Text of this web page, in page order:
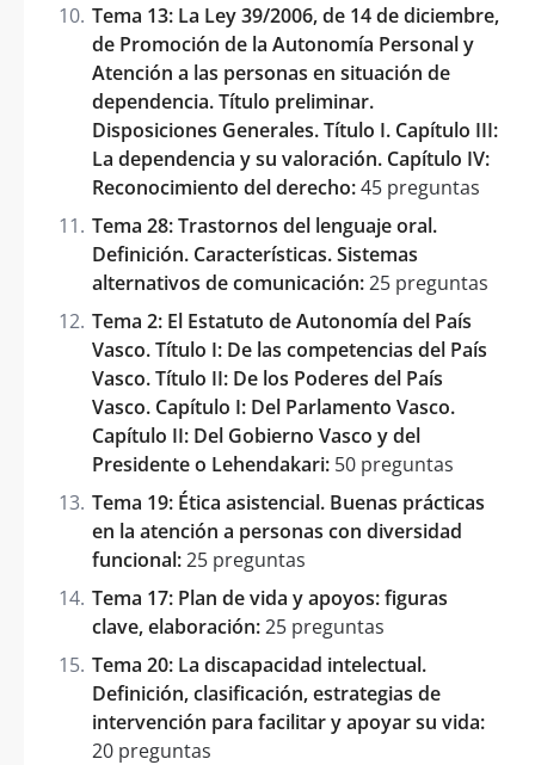
Tema 13: La Ley 39/2006, de 14 de diciembre,
de Promoción de la Autonomía Personal y
Atención a las personas en situación de
dependencia. Título preliminar.
Disposiciones Generales. Título I. Capítulo III:
La dependencia y su valoración. Capítulo IV:
Reconocimiento del derecho:45 preguntas
Tema 28: Trastornos del lenguaje oral.
Definición. Características. Sistemas
alternativos de comunicación:25 preguntas
Tema 2: El Estatuto de Autonomía del País
Vasco. Título I: De las competencias del País
Vasco. Título II: De los Poderes del País
Vasco. Capítulo I: Del Parlamento Vasco.
Capítulo II: Del Gobierno Vasco y del
Presidente o Lehendakari: 50 preguntas
Tema 19: Ética asistencial. Buenas prácticas
en la atención a personas con diversidad
funcional:25 preguntas
Tema 17: Plan de vida y apoyos: figuras
clave, elaboración:25 preguntas
Tema 20: La discapacidad intelectual.
Definición, clasificación, estrategias de
intervención para facilitar y apoyar su vida:
20 preguntas